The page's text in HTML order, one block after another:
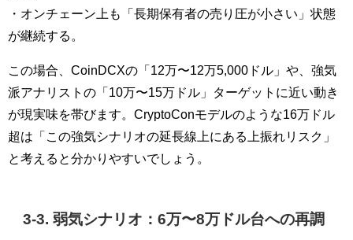
・オンチェーン上も「長期保有者の売り圧が小さい」状態
が継続する。
この場合、CoinDCXの「12万〜12万5,000ドル」や、強気
派アナリストの「10万〜15万ドル」ターゲットに近い動き
が現実味を帯びます。CryptoConモデルのような16万ドル
超は「この強気シナリオの延長線上にある上振れリスク」
と考えると分かりやすいでしょう。
3-3. 弱気シナリオ：6万〜8万ドル台への再調